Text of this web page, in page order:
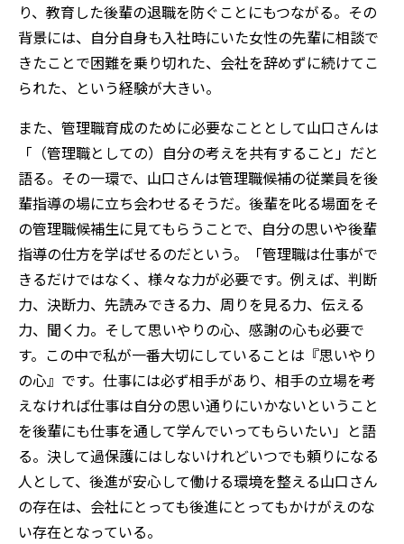
り、教育した後輩の退職を防ぐことにもつながる。その
背景には、自分自身も入社時にいた女性の先輩に相談で
きたことで困難を乗り切れた、会社を辞めずに続けてこ
られた、という経験が大きい。
また、管理職育成のために必要なこととして山口さんは
「（管理職としての）自分の考えを共有すること」だと
語る。その一環で、山口さんは管理職候補の従業員を後
輩指導の場に立ち会わせるそうだ。後輩を叱る場面をそ
の管理職候補生に見てもらうことで、自分の思いや後輩
指導の仕方を学ばせるのだという。「管理職は仕事がで
きるだけではなく、様々な力が必要です。例えば、判断
力、決断力、先読みできる力、周りを見る力、伝える
力、聞く力。そして思いやりの心、感謝の心も必要で
す。この中で私が一番大切にしていることは『思いやり
の心』です。仕事には必ず相手があり、相手の立場を考
えなければ仕事は自分の思い通りにいかないということ
を後輩にも仕事を通して学んでいってもらいたい」と語
る。決して過保護にはしないけれどいつでも頼りになる
人として、後進が安心して働ける環境を整える山口さん
の存在は、会社にとっても後進にとってもかけがえのな
い存在となっている。